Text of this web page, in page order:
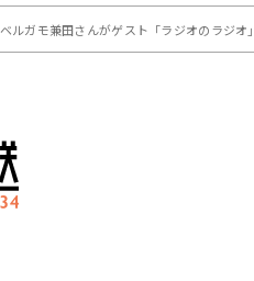
ベルガモ兼田さんがゲスト「ラジオのラジ